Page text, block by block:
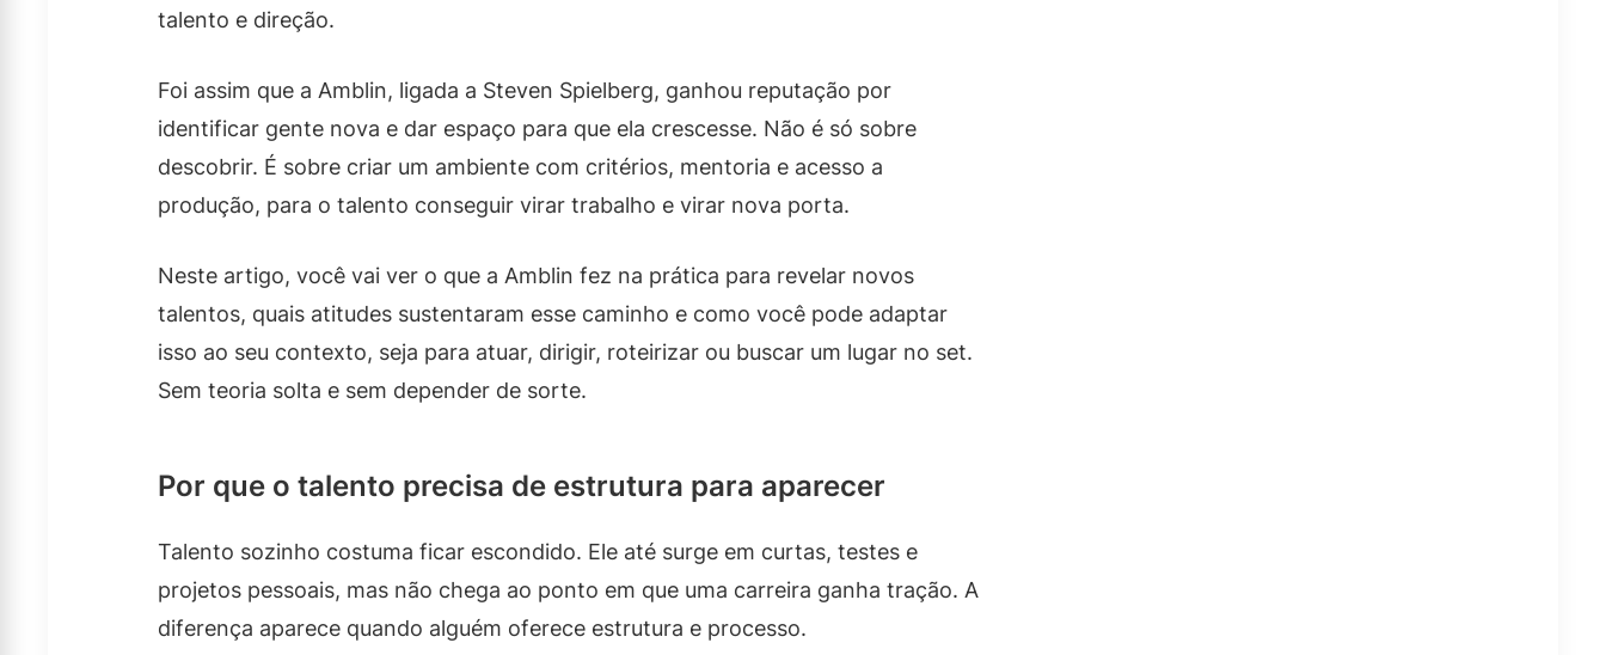
talento e direção.
Foi assim que a Amblin, ligada a Steven Spielberg, ganhou reputação por
identificar gente nova e dar espaço para que ela crescesse. Não é só sobre
descobrir. É sobre criar um ambiente com critérios, mentoria e acesso a
produção, para o talento conseguir virar trabalho e virar nova porta.
Neste artigo, você vai ver o que a Amblin fez na prática para revelar novos
talentos, quais atitudes sustentaram esse caminho e como você pode adaptar
isso ao seu contexto, seja para atuar, dirigir, roteirizar ou buscar um lugar no set.
Sem teoria solta e sem depender de sorte.
Por que o talento precisa de estrutura para aparecer
Talento sozinho costuma ficar escondido. Ele até surge em curtas, testes e
projetos pessoais, mas não chega ao ponto em que uma carreira ganha tração. A
diferença aparece quando alguém oferece estrutura e processo.